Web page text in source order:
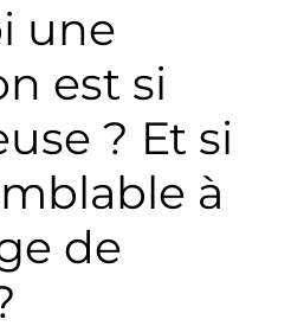
une
est si
? Et si
à
de